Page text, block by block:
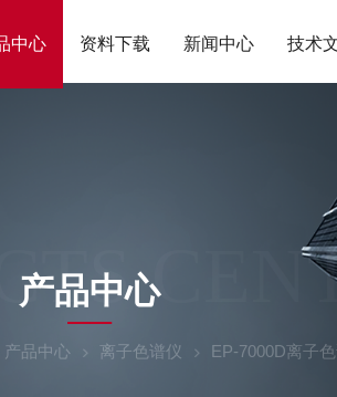
中心 资料下载 新闻中心 技术
产品中心
产品中心 离子色谱仪 EP-7000D离子